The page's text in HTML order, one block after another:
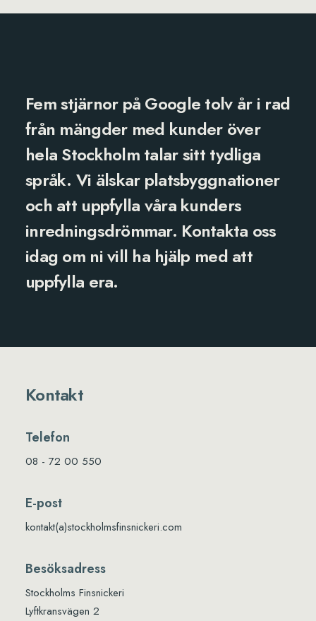
Fem stjärnor på Google tolv år i rad
från mängder med kunder över
hela Stockholm talar sitt tydliga
språk. Vi älskar platsbyggnationer
och att uppfylla våra kunders
inredningsdrömmar. Kontakta oss
idag om ni vill ha hjälp med att
uppfylla era.
Kontakt
Telefon
08 - 72 00 550
E-post
kontakt(a)stockholmsfinsnickeri.com
Besöksadress
Stockholms Finsnickeri
Lyftkransvägen 2